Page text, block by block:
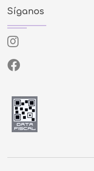
Síganos